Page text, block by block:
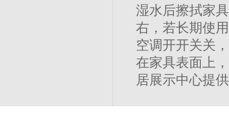
湿水后擦拭家
右，若长期使
空调开开关关
在家具表面上
居展示中心提